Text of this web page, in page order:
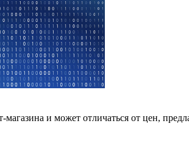
магазина и может отличаться от цен,